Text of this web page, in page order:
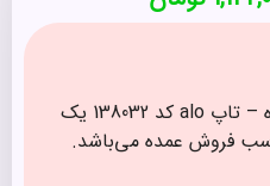
خرید تاپ و تیشرت زنانه عمده – تاپ alo کد 138032 یک
فروش عمده می‌باشد.